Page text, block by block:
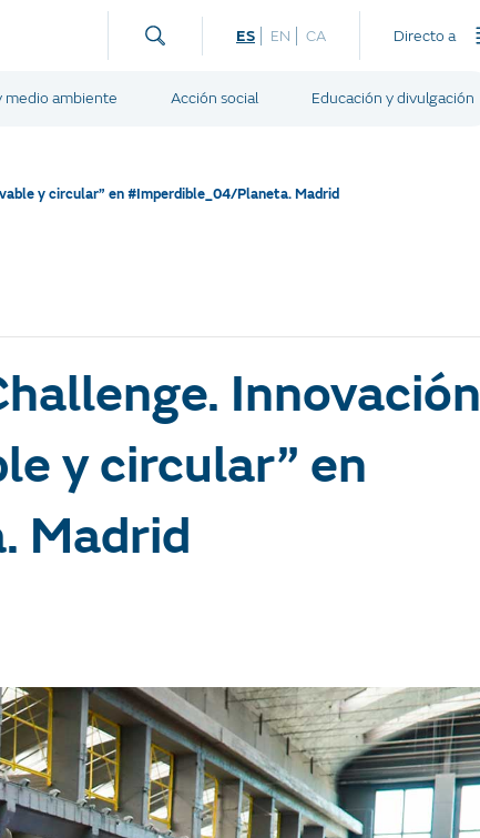
ES EN CA Directo a
medio ambiente Acción social Educación y divulgación
y circular” en #Imperdible_04/Planeta. Madrid
Innovación
y circular” en
Madrid